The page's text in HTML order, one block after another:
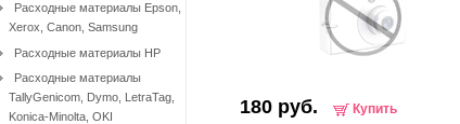
180 руб. Купить
Расходные материалы Epson,
Xerox, Canon, Samsung
Расходные материалы HP
Расходные материалы
TallyGenicom, Dymo, LetraTag,
Konica-Minolta, OKI